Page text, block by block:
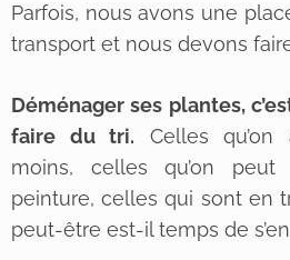
Parfois, nous avons une
transport et nous devons
Déménager ses plantes,
faire du tri. Celles
moins, celles qu’on
peinture, celles qui sont en
peut-être est-il temps de